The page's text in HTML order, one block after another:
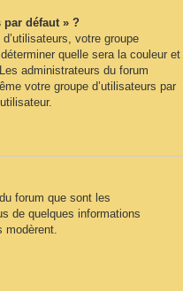
par défaut » ?
votre groupe
quelle sera la couleur et
administrateurs du forum
votre groupe d’utilisateurs par
forum que sont les
de quelques informations
modèrent.